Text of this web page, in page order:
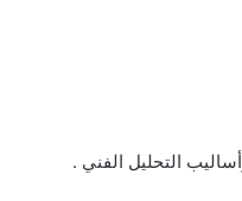
التحليل الفني .